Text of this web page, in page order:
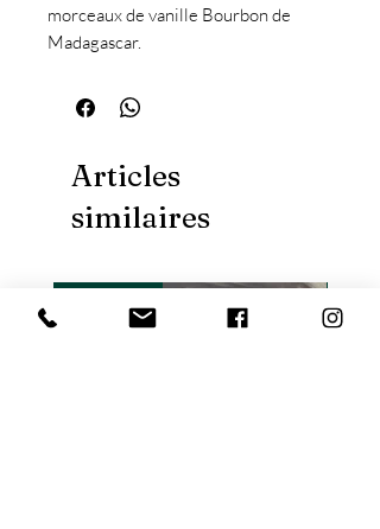
morceaux de vanille Bourbon de
Madagascar.
100° C température de l'eau
Articles
similaires